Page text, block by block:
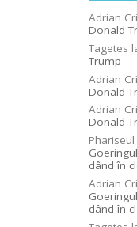
Adrian
Donald
Tagetes
Trump
Adrian
Donald
Adrian
Donald
Phariseul
dând în
Adrian
dând în